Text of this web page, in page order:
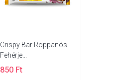
Crispy Bar Roppanós
Fehérje...
850 Ft